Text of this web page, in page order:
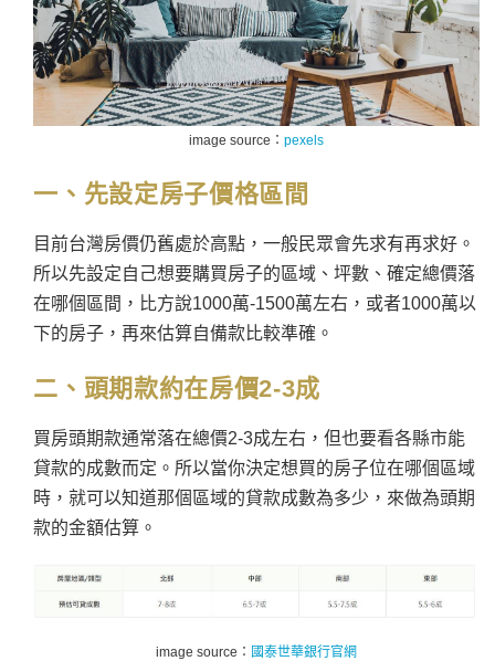
image source： pexels
一、先設定房子價格區間
目前台灣房價仍舊處於高點，一般民眾會先求有再求好。
所以先設定自己想要購買房子的區域、坪數、確定總價落
在哪個區間，比方說1000萬-1500萬左右，或者1000萬以
下的房子，再來估算自備款比較準確。
二、頭期款約在房價2-3成
買房頭期款通常落在總價2-3成左右，但也要看各縣市能
貸款的成數而定。所以當你決定想買的房子位在哪個區域
時，就可以知道那個區域的貸款成數為多少，來做為頭期
款的金額估算。
image source： 國泰世華銀行官網